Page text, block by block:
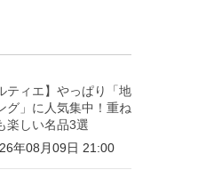
ティエ】やっぱり「地
グ」に人気集中！重ね
楽しい名品3選
年08月09日 21:00